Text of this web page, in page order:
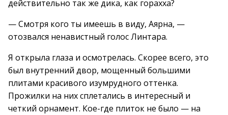
действительно так же дика, как горахха?
— Смотря кого ты имеешь в виду, Аярна, —
отозвался ненавистный голос Линтара.
Я открыла глаза и осмотрелась. Скорее всего, это
был внутренний двор, мощенный большими
плитами красивого изумрудного оттенка.
Прожилки на них сплетались в интересный и
четкий орнамент. Кое-где плиток не было — на